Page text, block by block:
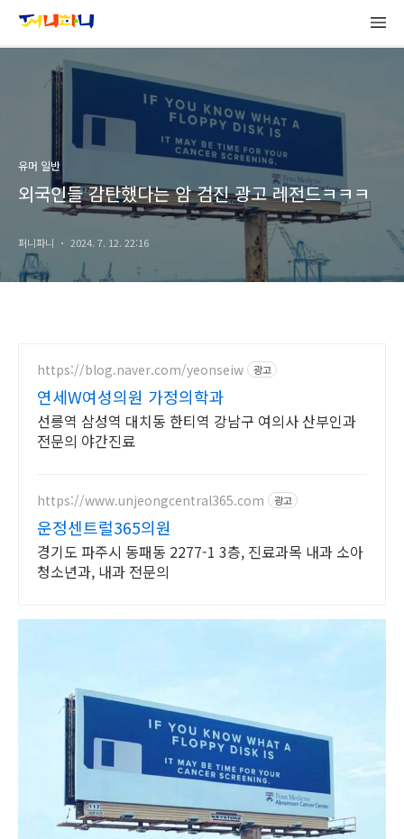
유머 일반
외국인들 감탄했다는 암 검진 광고 레전드ㅋㅋㅋ
퍼니파니 2024. 7. 12. 22:16
https://blog.naver.com/yeonseiw 광고
연세W여성의원 가정의학과
선릉역 삼성역 대치동 한티역 강남구 여의사 산부인과
전문의 야간진료
https://www.unjeongcentral365.com 광고
운정센트럴365의원
경기도 파주시 동패동 2277-1 3층, 진료과목 내과 소아
청소년과, 내과 전문의